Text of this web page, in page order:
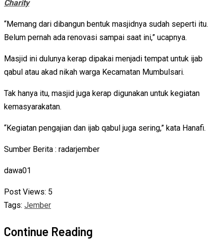
Charity
“Memang dari dibangun bentuk masjidnya sudah seperti itu.
Belum pernah ada renovasi sampai saat ini,” ucapnya.
Masjid ini dulunya kerap dipakai menjadi tempat untuk ijab
qabul atau akad nikah warga Kecamatan Mumbulsari.
Tak hanya itu, masjid juga kerap digunakan untuk kegiatan
kemasyarakatan.
“Kegiatan pengajian dan ijab qabul juga sering,” kata Hanafi.
Sumber Berita : radarjember
dawa01
Post Views: 5
Tags: Jember
Continue Reading